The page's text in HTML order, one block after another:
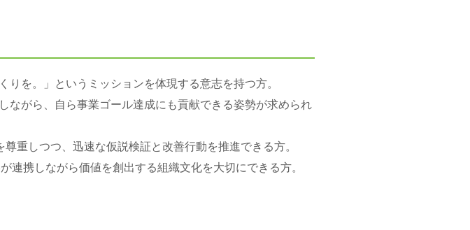
を。」というミッションを体現する意志を持つ方。
ながら、自ら事業ゴール達成にも貢献できる姿勢が求められ
重しつつ、迅速な仮説検証と改善行動を推進できる方。
連携しながら価値を創出する組織文化を大切にできる方。